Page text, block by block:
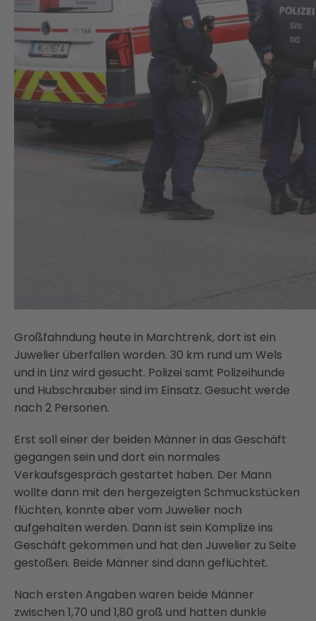
Großfahndung heute in Marchtrenk, dort ist ein
Juwelier überfallen worden. 30 km rund um Wels
und in Linz wird gesucht. Polizei samt Polizeihunde
und Hubschrauber sind im Einsatz. Gesucht werde
nach 2 Personen.
Erst soll einer der beiden Männer in das Geschäft
gegangen sein und dort ein normales
Verkaufsgespräch gestartet haben. Der Mann
wollte dann mit den hergezeigten Schmuckstücken
flüchten, konnte aber vom Juwelier noch
aufgehalten werden. Dann ist sein Komplize ins
Geschäft gekommen und hat den Juwelier zu Seite
gestoßen. Beide Männer sind dann geflüchtet.
Nach ersten Angaben waren beide Männer
zwischen 1,70 und 1,80 groß und hatten dunkle